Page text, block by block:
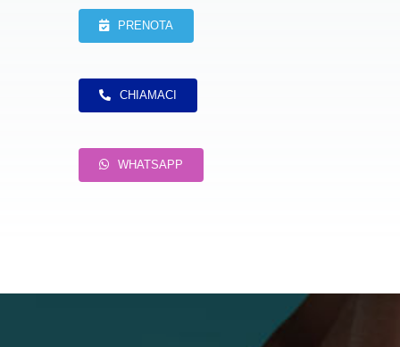
PRENOTA
CHIAMACI
WHATSAPP